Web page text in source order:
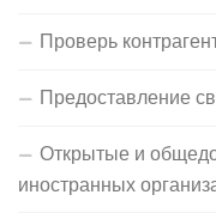
Проверь
Предоставление
Открытые и
иностранных